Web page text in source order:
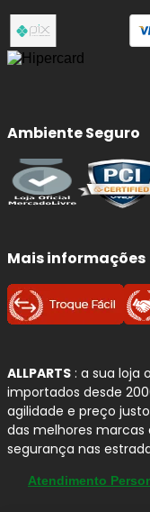
Ambiente Seguro
Mais informações
ALLPARTS : a sua loja
importados desde
agilidade e preço
das melhores
segurança nas
Atendimento